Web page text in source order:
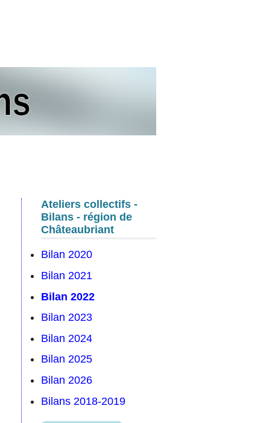
Ateliers collectifs -
Bilans - région de
Châteaubriant
Bilan 2020
Bilan 2021
Bilan 2022
Bilan 2023
Bilan 2024
Bilan 2025
Bilan 2026
Bilans 2018-2019